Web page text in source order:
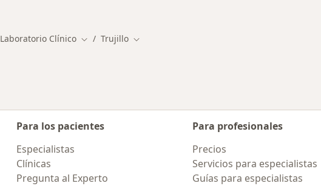
Laboratorio Clínico Cambiar de ciudad
Trujillo Cambiar de ciudad
Para los pacientes
Especialistas
Clínicas
Pregunta al Experto
Para profesionales
Precios
Servicios para especialistas
Guías para especialistas